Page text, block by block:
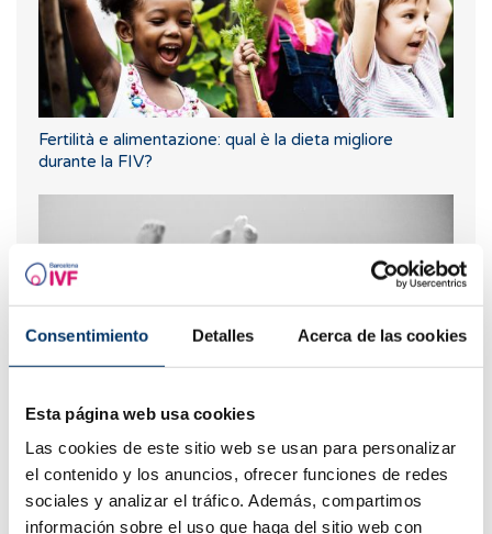
Consentimiento Detalles Acerca de las cookies
Esta página web usa cookies
Las cookies de este sitio web se usan para personalizar
el contenido y los anuncios, ofrecer funciones de redes
sociales y analizar el tráfico. Además, compartimos
información sobre el uso que haga del sitio web con
Fertilità e alimentazione: qual è la dieta migliore
durante la FIV?
Posso scoprire quale gruppo sanguigno avrà il mio